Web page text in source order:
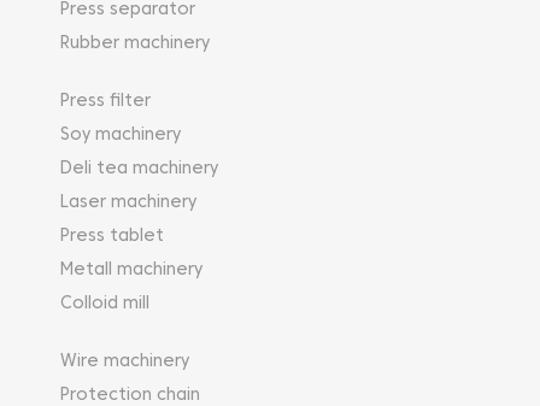
Press separator
Rubber machinery
Press filter
Soy machinery
Deli tea machinery
Laser machinery
Press tablet
Metall machinery
Colloid mill
Wire machinery
Protection chain